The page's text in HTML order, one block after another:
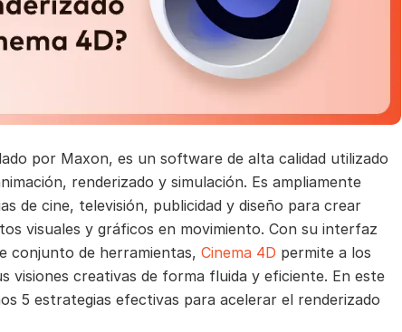
por Maxon, es un software de alta calidad utilizado
renderizado y simulación. Es ampliamente
de cine, televisión, publicidad y diseño para crear
visuales y gráficos en movimiento. Con su interfaz
conjunto de herramientas, Cinema 4D permite a los
visiones creativas de forma fluida y eficiente. En este
5 estrategias efectivas para acelerar el renderizado